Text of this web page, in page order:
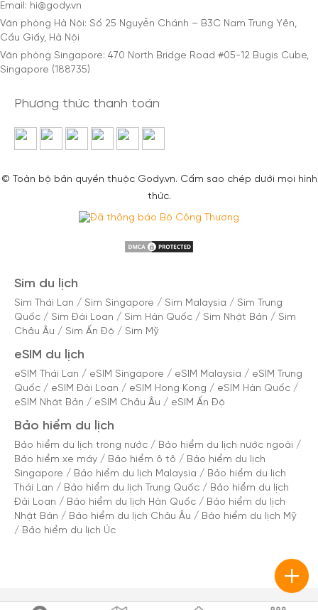
Email: hi@gody.vn
Văn phòng Hà Nội: Số 25 Nguyễn Chánh – B3C Nam Trung Yên,
Cầu Giấy, Hà Nội
Văn phòng Singapore: 470 North Bridge Road #05-12 Bugis Cube,
Singapore (188735)
Phương thức thanh toán
© Toàn bộ bản quyền thuộc Gody.vn. Cấm sao chép dưới mọi hình
thức.
Sim du lịch
Sim Thái Lan / Sim Singapore / Sim Malaysia / Sim Trung
Quốc / Sim Đài Loan / Sim Hàn Quốc / Sim Nhật Bản / Sim
Châu Âu / Sim Ấn Độ / Sim Mỹ
eSIM du lịch
eSIM Thái Lan / eSIM Singapore / eSIM Malaysia / eSIM Trung
Quốc / eSIM Đài Loan / eSIM Hong Kong / eSIM Hàn Quốc /
eSIM Nhật Bản / eSIM Châu Âu / eSIM Ấn Độ
Bảo hiểm du lịch
Bảo hiểm du lịch trong nước / Bảo hiểm du lịch nước ngoài /
Bảo hiểm xe máy / Bảo hiểm ô tô / Bảo hiểm du lịch
Singapore / Bảo hiểm du lịch Malaysia / Bảo hiểm du lịch
Thái Lan / Bảo hiểm du lịch Trung Quốc / Bảo hiểm du lịch
Đài Loan / Bảo hiểm du lịch Hàn Quốc / Bảo hiểm du lịch
Nhật Bản / Bảo hiểm du lịch Châu Âu / Bảo hiểm du lịch Mỹ
/ Bảo hiểm du lịch Úc